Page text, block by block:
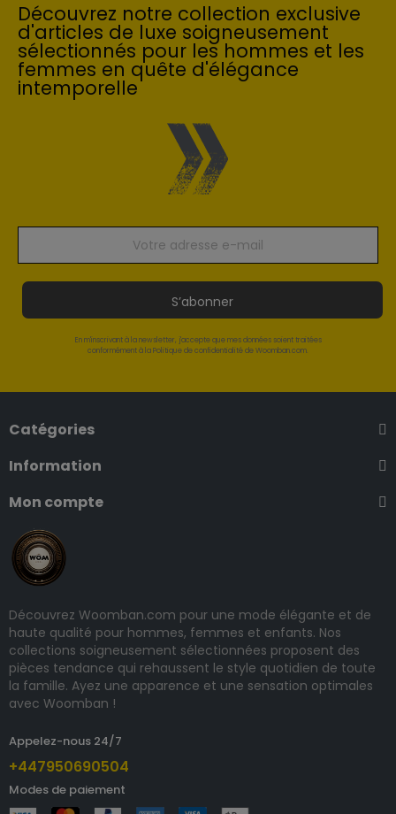
Découvrez notre collection exclusive
d'articles de luxe soigneusement
sélectionnés pour les hommes et les
femmes en quête d'élégance
intemporelle
S’abonner
En m'inscrivant à la newsletter, j'accepte que mes données soient traitées
conformément à la Politique de confidentialité de Woomban.com.
Catégories
Information
Mon compte
Découvrez Woomban.com pour une mode élégante et de
haute qualité pour hommes, femmes et enfants. Nos
collections soigneusement sélectionnées proposent des
pièces tendance qui rehaussent le style quotidien de toute
la famille. Ayez une apparence et une sensation optimales
avec Woomban !
Appelez-nous 24/7
+447950690504
Modes de paiement